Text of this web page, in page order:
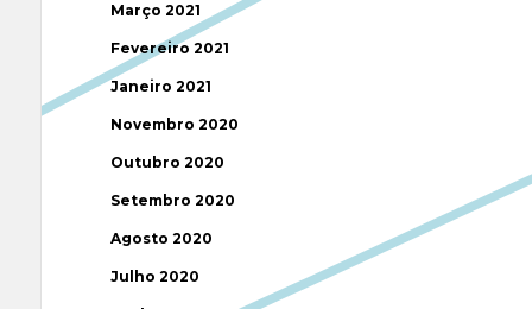
Março 2021
Fevereiro 2021
Janeiro 2021
Novembro 2020
Outubro 2020
Setembro 2020
Agosto 2020
Julho 2020